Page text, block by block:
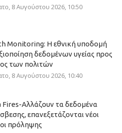
8 Αυγούστου 2026, 10:50
Monitoring: Η εθνική υποδομή
δεδομένων υγείας προς
των πολιτών
8 Αυγούστου 2026, 10:40
Fires-Αλλάζουν τα δεδομένα
επανεξετάζονται νέοι
πρόληψης